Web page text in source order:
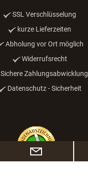
SSL Verschlüsselung
kurze Lieferzeiten
Abholung vor Ort möglich
Widerrufsrecht
Sichere Zahlungsabwicklung
Datenschutz - Sicherheit